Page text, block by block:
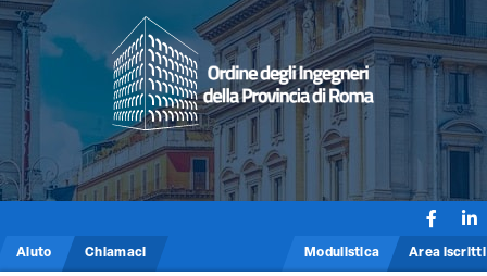
Aiuto Chiamaci Modulistica Area iscritti